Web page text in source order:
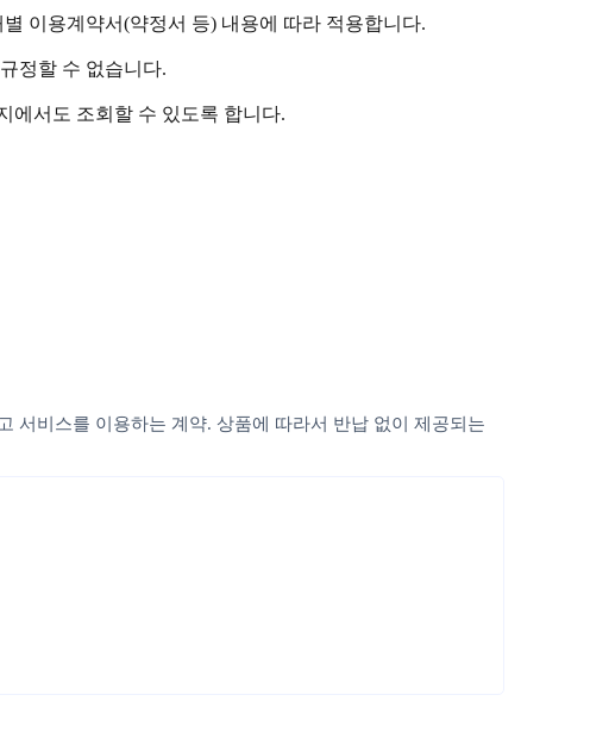
이용계약서(약정서 등) 내용에 따라 적용합니다.
정할 수 없습니다.
에서도 조회할 수 있도록 합니다.
서비스를 이용하는 계약. 상품에 따라서 반납 없이 제공되는